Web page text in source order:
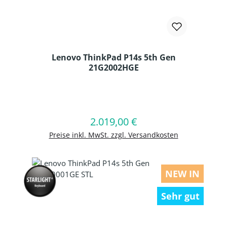
Lenovo ThinkPad P14s 5th Gen
21G2002HGE
Regulärer Preis:
2.019,00 €
Preise inkl. MwSt. zzgl. Versandkosten
In den Warenkorb
NEW IN
Sehr gut